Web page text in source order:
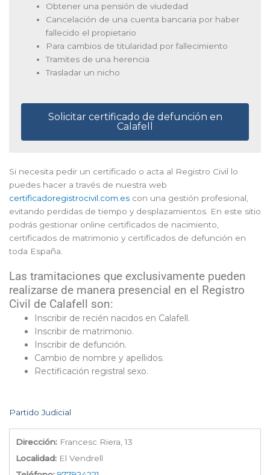
Obtener una pensión de viudedad
Cancelación de una cuenta bancaria por haber
fallecido el propietario
Para cambios de titularidad por fallecimiento
Tramites de una herencia
Trasladar un nicho
Solicitar certificado de defunción en
Calafell
Si necesita pedir un certificado o acta al Registro Civil lo
puedes hacer a través de nuestra web
certificadoregistrocivil.com.es con una gestión profesional,
evitando perdidas de tiempo y desplazamientos. En este sitio
podrás gestionar online certificados de nacimiento,
certificados de matrimonio y certificados de defunción en
toda España.
Las tramitaciones que exclusivamente pueden
realizarse de manera presencial en el Registro
Civil de Calafell son:
Inscribir de recién nacidos en Calafell.
Inscribir de matrimonio.
Inscribir de defunción.
Cambio de nombre y apellidos.
Rectificación registral sexo.
Partido Judicial
Dirección: Francesc Riera, 13
Localidad: El Vendrell